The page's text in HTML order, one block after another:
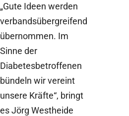
„Gute Ideen werden
verbandsübergreifend
übernommen. Im
Sinne der
Diabetesbetroffenen
bündeln wir vereint
unsere Kräfte“, bringt
es Jörg Westheide